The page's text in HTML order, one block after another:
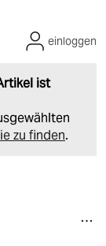
ist
zu finden.
einloggen